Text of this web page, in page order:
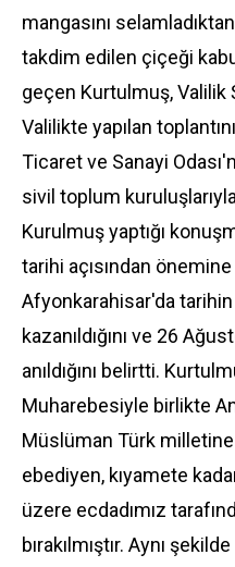
mangasını
takdim edilen çiçeği
geçen Kurtulmuş, Valilik
Valilikte yapılan
Ticaret ve Sanayi
sivil toplum
Kurulmuş yaptığı
tarihi açısından
Afyonkarahisar'da
kazanıldığını ve 26
anıldığını belirtti.
Muharebesiyle birlikte
Müslüman Türk milletine
ebediyen, kıyamete
üzere ecdadımız
bırakılmıştır. Aynı